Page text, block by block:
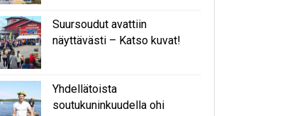
Suursoudut avattiin
näyttävästi – Katso kuvat!
Yhdellätoista
soutukuninkuudella ohi